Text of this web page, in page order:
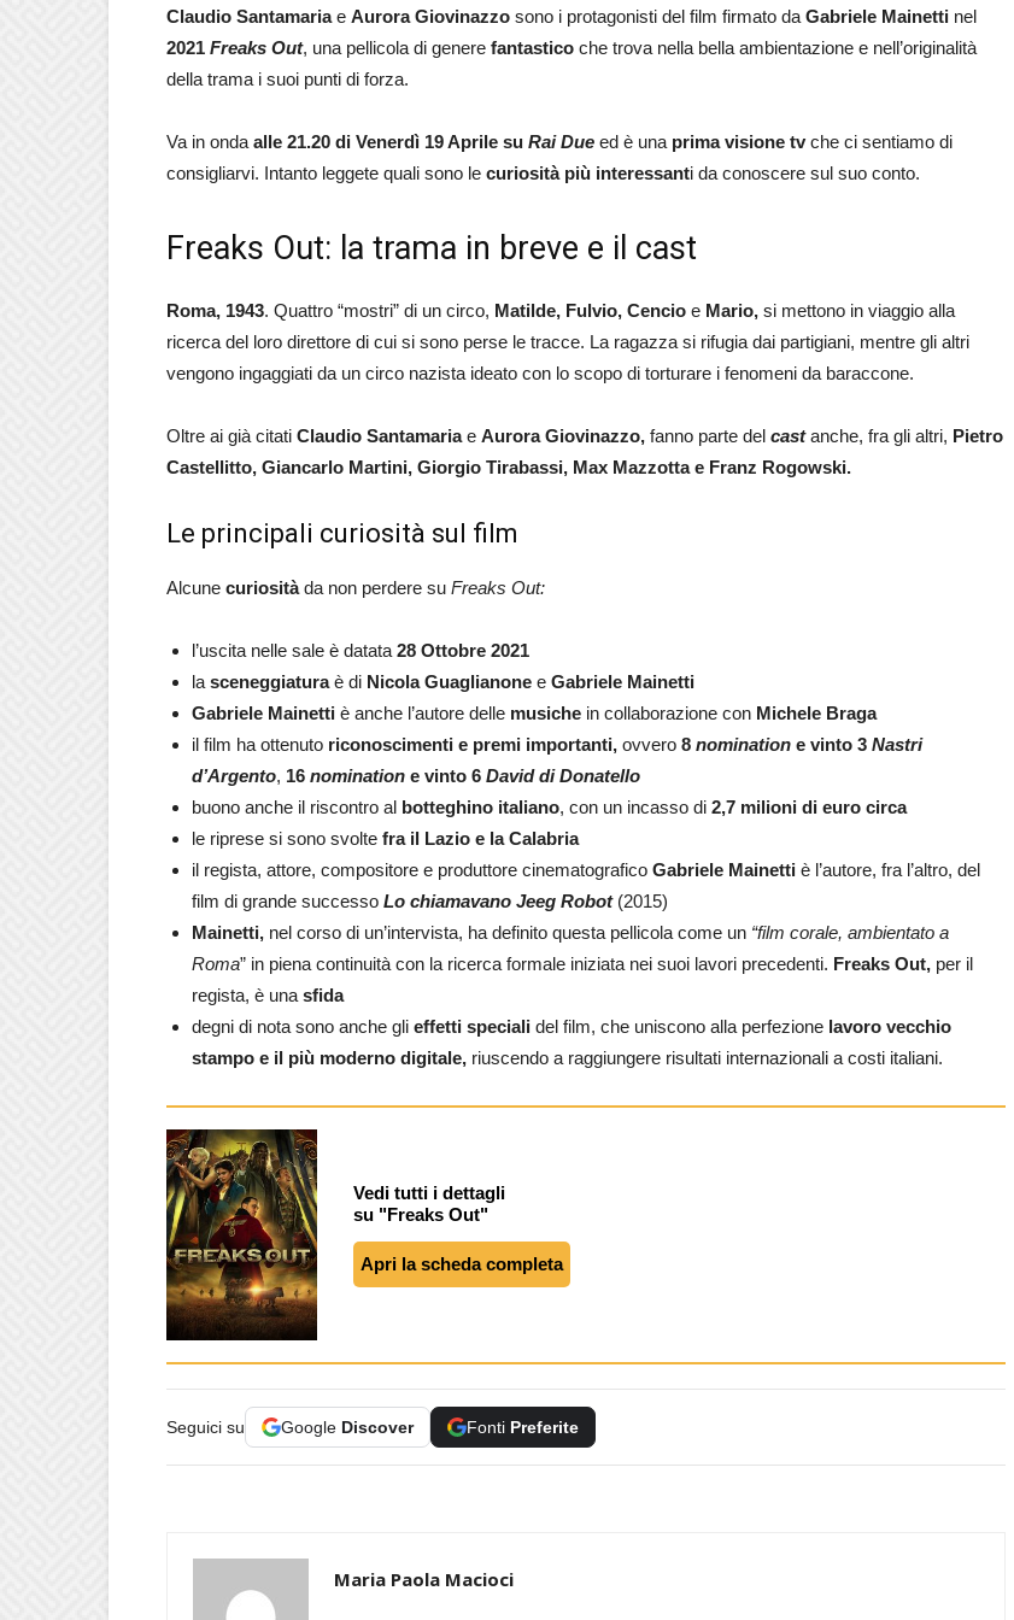
Claudio Santamariae Aurora Giovinazzo sono i protagonisti del film firmato da Gabriele Mainetti nel
2021 Freaks Out, una pellicola di genere fantastico che trova nella bella ambientazione e nell’originalità
della trama i suoi punti di forza.
Va in onda alle 21.20 di Venerdì 19 Aprile su Rai Due ed è una prima visione tvche ci sentiamo di
consigliarvi. Intanto leggete quali sono le curiosità più interessanti da conoscere sul suo conto.
Freaks Out: la trama in breve e il cast
Roma, 1943. Quattro “mostri” di un circo, Matilde, Fulvio, Cencio e Mario, si mettono in viaggio alla
ricerca del loro direttore di cui si sono perse le tracce. La ragazza si rifugia dai partigiani, mentre gli altri
vengono ingaggiati da un circo nazista ideato con lo scopo di torturare i fenomeni da baraccone.
Oltre ai già citati Claudio Santamariae Aurora Giovinazzo, fanno parte del castanche, fra gli altri, Pietro
Castellitto, Giancarlo Martini, Giorgio Tirabassi, Max Mazzotta e Franz Rogowski.
Le principali curiosità sul film
Alcune curiositàda non perdere su Freaks Out:
l’uscita nelle sale è datata 28 Ottobre 2021
la sceneggiaturaè di Nicola Guaglianone e Gabriele Mainetti
Gabriele Mainetti è anche l’autore delle musiche in collaborazione con Michele Braga
il film ha ottenuto riconoscimenti e premi importanti, ovvero 8 nomination e vinto 3 Nastri
d’Argento, 16 nomination e vinto 6 David di Donatello
buono anche il riscontro al botteghino italiano, con un incasso di 2,7 milioni di euro circa
le riprese si sono svolte fra il Lazio e la Calabria
il regista, attore, compositore e produttore cinematografico Gabriele Mainetti è l’autore, fra l’altro, del
film di grande successo Lo chiamavano Jeeg Robot (2015)
Mainetti, nel corso di un’intervista, ha definito questa pellicola come un “film corale, ambientato a
Roma” in piena continuità con la ricerca formale iniziata nei suoi lavori precedenti. Freaks Out, per il
regista, è una sfida
degni di nota sono anche gli effetti speciali del film, che uniscono alla perfezione lavoro vecchio
stampo e il più moderno digitale, riuscendo a raggiungere risultati internazionali a costi italiani.
Vedi tutti i dettagli
su "Freaks Out"
Apri la scheda completa
Seguici su Google Discover Fonti Preferite
Maria Paola Macioci